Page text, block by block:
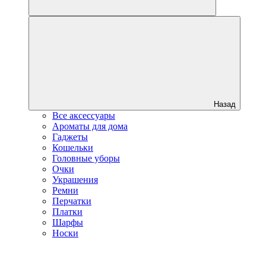
Назад
Все аксессуары
Ароматы для дома
Гаджеты
Кошельки
Головные уборы
Очки
Украшения
Ремни
Перчатки
Платки
Шарфы
Носки